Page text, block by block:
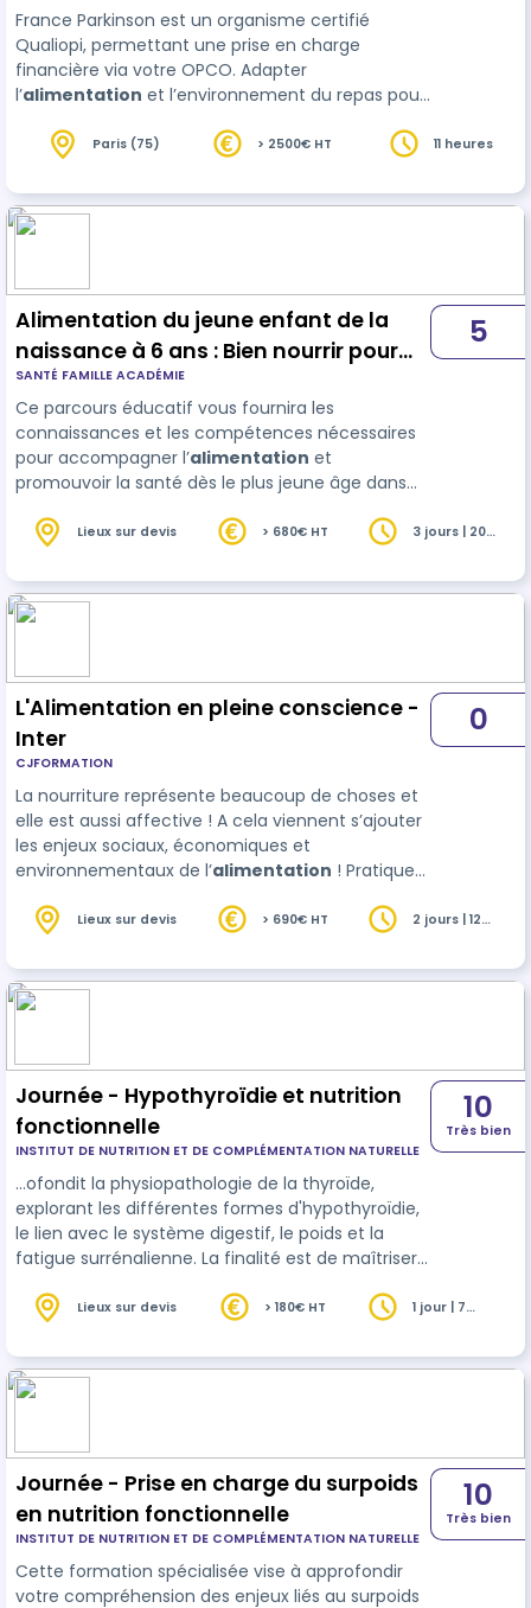
France Parkinson est un organisme certifié
Qualiopi, permettant une prise en charge
financière via votre OPCO. Adapter
l’alimentation et l’environnement du repas pour
nécessite des connaissances précises. Sans
stress et incompréhension pour les
professionnels de la restauration e…
Paris (75) > 2500€ HT 11 heures
Alimentation du jeune enfant de la
naissance à 6 ans : Bien nourrir pour
bien grandir, des premières cuillères
aux habitudes durables
SANTÉ FAMILLE ACADÉMIE
Ce parcours éducatif vous fournira les
connaissances et les compétences nécessaires
pour accompagner l’alimentation et
promouvoir la santé dès le plus jeune âge dans
que professionnel de la santé, vous comprenez
vie dans le développement de l’enfant.
L’alimenta…
5
Lieux sur devis > 680€ HT
3 jours | 20
L'Alimentation en pleine conscience -
Inter
CJFORMATION
La nourriture représente beaucoup de choses et
elle est aussi affective ! A cela viennent s’ajouter
les enjeux sociaux, économiques et
environnementaux de l’alimentation ! Pratiquer
l’instant présent, prendre le temps d’observer ce
et développer une attitude bienveillante envers
soi-même et l’environnement. Il…
0
Lieux sur devis > 690€ HT
2 jours | 12
Journée - Hypothyroïdie et nutrition
fonctionnelle
INSTITUT DE NUTRITION ET DE COMPLÉMENTATION NATURELLE
…ofondit la physiopathologie de la thyroïde,
explorant les différentes formes d'hypothyroïdie,
le lien avec le système digestif, le poids et la
fatigue surrénalienne. La finalité est de maîtriser
nutritionfonctionnelle.
10
Très bien
Lieux sur devis > 180€ HT
1 jour | 7
Journée - Prise en charge du surpoids
en nutrition fonctionnelle
INSTITUT DE NUTRITION ET DE COMPLÉMENTATION NATURELLE
Cette formation spécialisée vise à approfondir
votre compréhension des enjeux liés au surpoids
10
Très bien